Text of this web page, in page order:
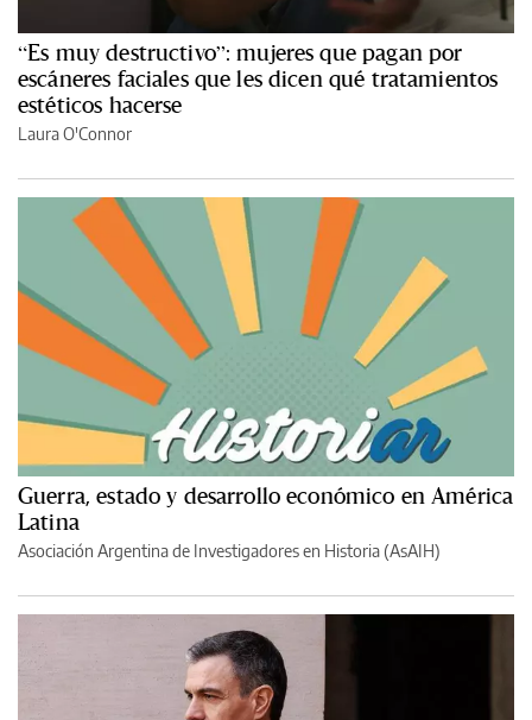
“Es muy destructivo”: mujeres que pagan por
escáneres faciales que les dicen qué tratamientos
estéticos hacerse
Laura O'Connor
Guerra, estado y desarrollo económico en América
Latina
Asociación Argentina de Investigadores en Historia (AsAIH)